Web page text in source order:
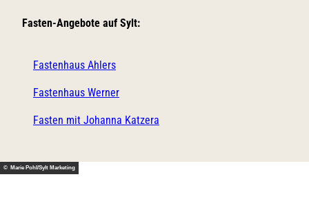
© Marie Pohl/Sylt Marketing
Fasten-Angebote auf Sylt:
Fastenhaus Ahlers
Fastenhaus Werner
Fasten mit Johanna Katzera